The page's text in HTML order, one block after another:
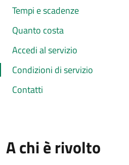
Tempi e scadenze
Quanto costa
Accedi al servizio
Condizioni di servizio
Contatti
A chi è rivolto